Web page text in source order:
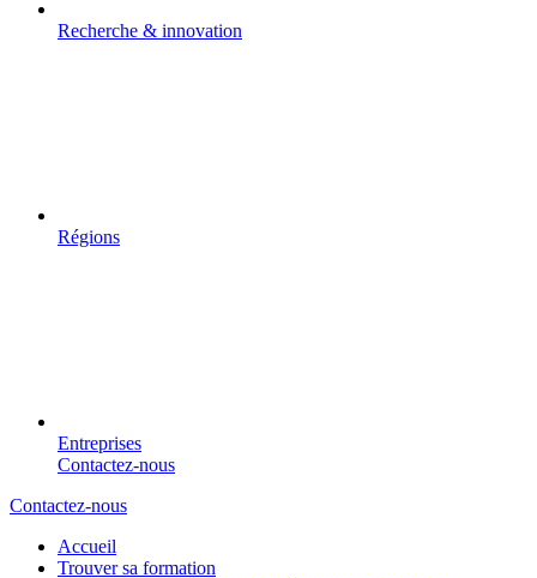
Recherche & innovation
Régions
Entreprises
Contactez-nous
Contactez-nous
Accueil
Trouver sa formation